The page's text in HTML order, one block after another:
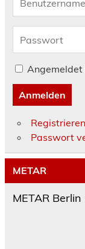
Angemeldet
Anmelden
Registrieren
Passwort
METAR
METAR